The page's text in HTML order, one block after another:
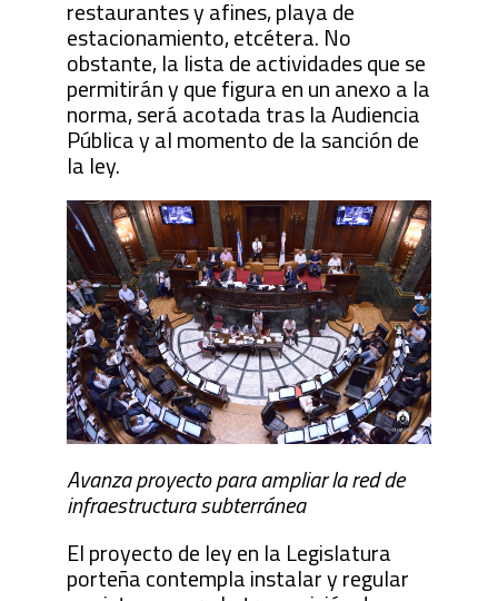
restaurantes y afines, playa de
estacionamiento, etcétera. No
obstante, la lista de actividades que se
permitirán y que figura en un anexo a la
norma, será acotada tras la Audiencia
Pública y al momento de la sanción de
la ley.
Avanza proyecto para ampliar la red de
infraestructura subterránea
El proyecto de ley en la Legislatura
porteña contempla instalar y regular